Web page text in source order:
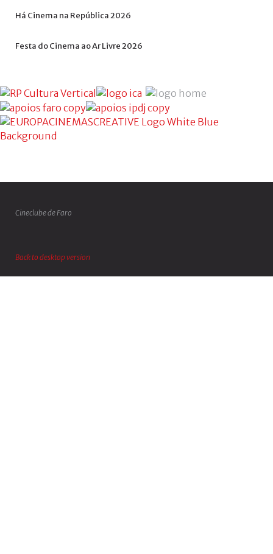
Há Cinema na República2026
Festa doCinema aoArLivre2026
Cineclube de Faro
Back to desktop version